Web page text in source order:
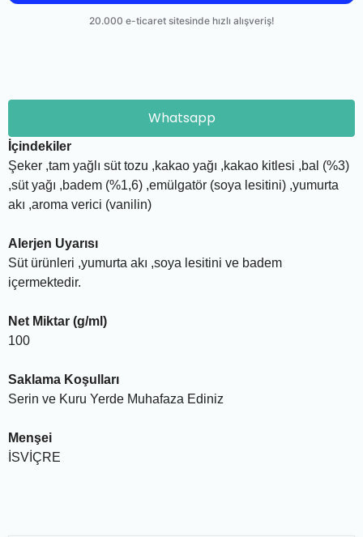
Whatsapp
İçindekiler
Şeker ,tam yağlı süt tozu ,kakao yağı ,kakao kitlesi ,bal (%3)
,süt yağı ,badem (%1,6) ,emülgatör (soya lesitini) ,yumurta
akı ,aroma verici (vanilin)
Alerjen Uyarısı
Süt ürünleri ,yumurta akı ,soya lesitini ve badem
içermektedir.
Net Miktar (g/ml)
100
Saklama Koşulları
Serin ve Kuru Yerde Muhafaza Ediniz
Menşei
İSVİÇRE